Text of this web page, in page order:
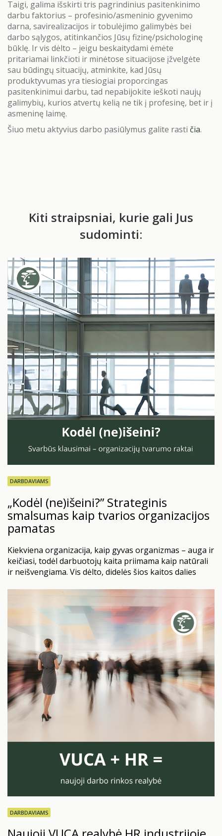
Taigi, galima išskirti tris pagrindinius pasitenkinimo
darbu faktorius – profesinio/asmeninio gyvenimo
darna, savirealizacijos ir tobulėjimo galimybės bei
darbo sąlygos, atitinkančios Jūsų fizinę/psichologinę
būklę. Ir vis dėlto – jeigu beskaitydami ėmėte
pritariamai linkčioti ir minėtose situacijose įžvelgėte
sau būdingų situacijų, atminkite, kad Jūsų
produktyvumas yra tiesiogiai proporcingas
pasitenkinimui darbu, tad nepabijokite ieškoti naujų
galimybių, kurios atvertų kelią ne tik į profesinę, bet ir į
asmeninę laimę.
Šiuo metu aktyvius darbo pasiūlymus galite rasti čia.
Kiti straipsniai, kurie gali Jus
sudominti:
DARBDAVIAMS
„Kodėl (ne)išeini?” Strateginis
smalsumas kaip tvarios organizacijos
pamatas
Kiekviena organizacija, kaip gyvas organizmas – auga ir
keičiasi, todėl darbuotojų kaita priimama kaip natūrali
ir neišvengiama. Vis dėlto, didelės šios kaitos dalies
stebimas paradoksas: dažnai HR vis dar laukia, kol
darbuotojas paduos atleidimo pareiškimą, kad užduotų
lemiamą klausimą „kodėl?”. Žinoma, išėjimo interviu
arba darbo pabaigos pokalbis –…
DARBDAVIAMS